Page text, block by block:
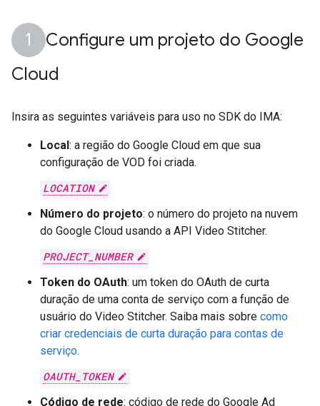
Configure um projeto do Google
Cloud
Insira as seguintes variáveis para uso no SDK do IMA:
Local: a região do Google Cloud em que sua
configuração de VOD foi criada.
LOCATION
Número do projeto: o número do projeto na nuvem
do Google Cloud usando a API Video Stitcher.
PROJECT_NUMBER
Token do OAuth: um token do OAuth de curta
duração de uma conta de serviço com a função de
usuário do Video Stitcher. Saiba mais sobre como
criar credenciais de curta duração para contas de
serviço.
OAUTH_TOKEN
Código de rede: código de rede do Google Ad